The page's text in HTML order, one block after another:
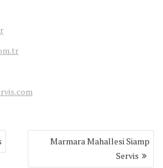
Marmara Mahallesi Siamp
Servis